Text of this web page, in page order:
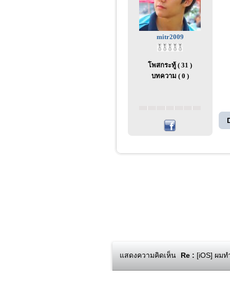
mitr2009
โพสกระทู้ ( 31 )
บทความ ( 0 )
แสดงความคิดเห็น Re : [iOS] ผม